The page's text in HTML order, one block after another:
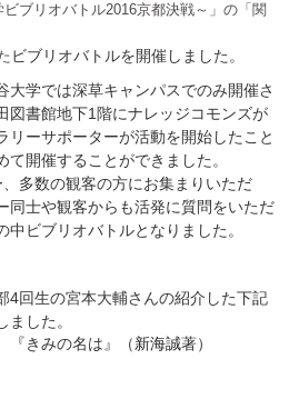
ビブリオバトル2016京都決戦～」の「関
ビブリオバトルを開催しました。
学では深草キャンパスでのみ開催さ
図書館地下1 階にナレッジコモンズが
リーサポーターが活動を開始したこと
開催することができました。
多数の観客の方にお集まりいただ
同士や観客からも活発に質問をいただ
中ビブリオバトルとなりました。
4回生の宮本大輔さんの紹介した下記
した。
みの名は』（新海誠著）